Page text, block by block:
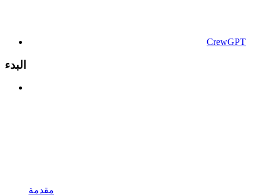
CrewGPT
البدء
مقدمة